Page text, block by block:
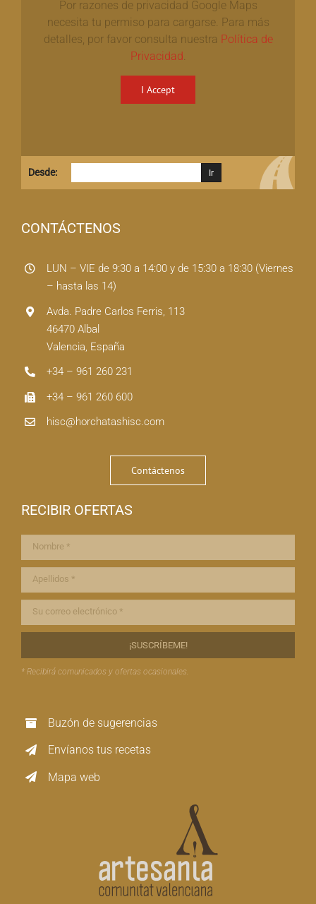
Por razones de privacidad Google Maps
necesita tu permiso para cargarse. Para más
detalles, por favor consulta nuestra Política de
Privacidad
I Accept
Desde:
CONTÁCTENOS
LUN – VIE de 9:30 a 14:00 y de 15:30 a 18:30 (Viernes
– hasta las 14)
Avda. Padre Carlos Ferris, 113
46470 Albal
Valencia, España
+34 – 961 260 231
+34 – 961 260 600
hisc@horchatashisc.com
Contáctenos
RECIBIR OFERTAS
* Recibirá comunicados y ofertas ocasionales.
Buzón de sugerencias
Envíanos tus recetas
Mapa web